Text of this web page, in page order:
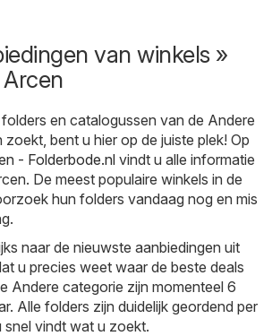
van winkels »
en catalogussen van de Andere
bent u hier op de juiste plek! Op
- Folderbode.nl vindt u alle informatie
De meest populaire winkels in de
hun folders vandaag nog en mis
naar de nieuwste aanbiedingen uit
u precies weet waar de beste deals
Andere categorie zijn momenteel 6
Alle folders zijn duidelijk geordend per
vindt wat u zoekt.